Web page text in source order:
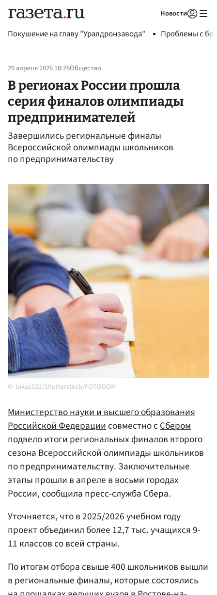
Новости
Покушение на главу "Уралдронзавода" Проблемы с
29 апреля 2026 18:28Общество
В регионах России прошла
серия финалов олимпиады
предпринимателей
Завершились региональные финалы
Всероссийской олимпиады школьников
по предпринимательству
taka1022/Shutterstock/FOTODOM
Министерство науки и высшего образования
Российской Федерациисовместно сСбером
подвело итоги региональных финалов второго
сезона Всероссийской олимпиады школьников
по предпринимательству. Заключительные
этапы прошли в апреле в восьми городах
России, сообщила пресс-служба Сбера.
Уточняется, что в 2025/2026 учебном году
проект объединил более 12,7 тыс. учащихся 9-
11 классов со всей страны.
По итогам отбора свыше 400 школьников вышли
в региональные финалы, которые состоялись